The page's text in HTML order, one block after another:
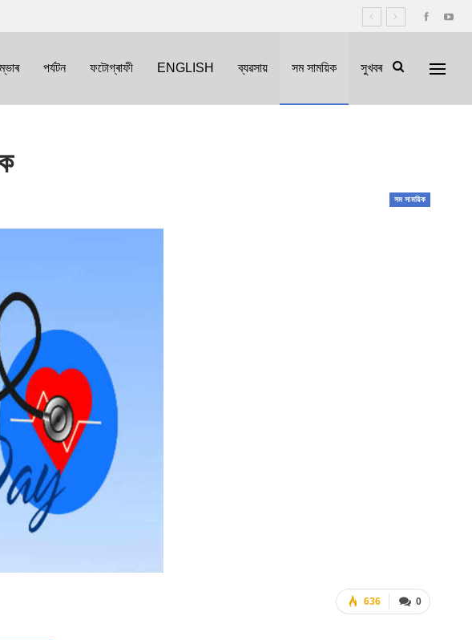
পৰ্যটন ফটোগ্ৰাফী ENGLISH ব্যৱসায় সম সাময়িক সুখবৰ
সম সাময়িক
0
636